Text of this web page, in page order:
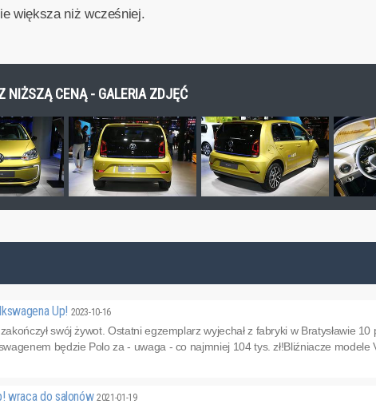
większa niż wcześniej.
NIŻSZĄ CENĄ - GALERIA ZDJĘĆ
Up! 2023-10-16
swój żywot. Ostatni egzemplarz wyjechał z fabryki w Bratysławie
będzie Polo za - uwaga - co najmniej 104 tys. zł!Bliźniacze modele
wraca do salonów2021-01-19